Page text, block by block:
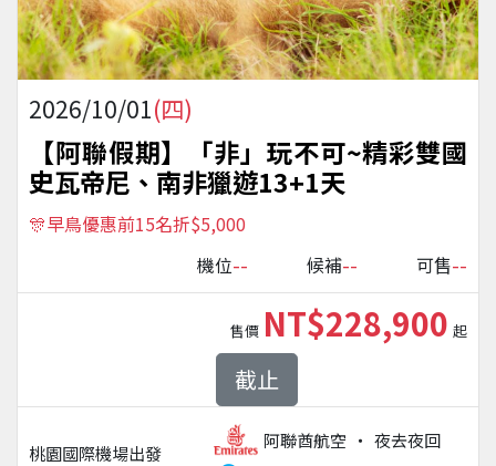
2026/10/01(四)
【阿聯假期】「非」玩不可~精彩雙國
史瓦帝尼、南非獵遊13+1天
🎊早鳥優惠前15名折$5,000
機位-- 候補-- 可售--
桃園國際機場出發
阿聯酋航空 夜去夜回
售價 NT$228,900 起
截止